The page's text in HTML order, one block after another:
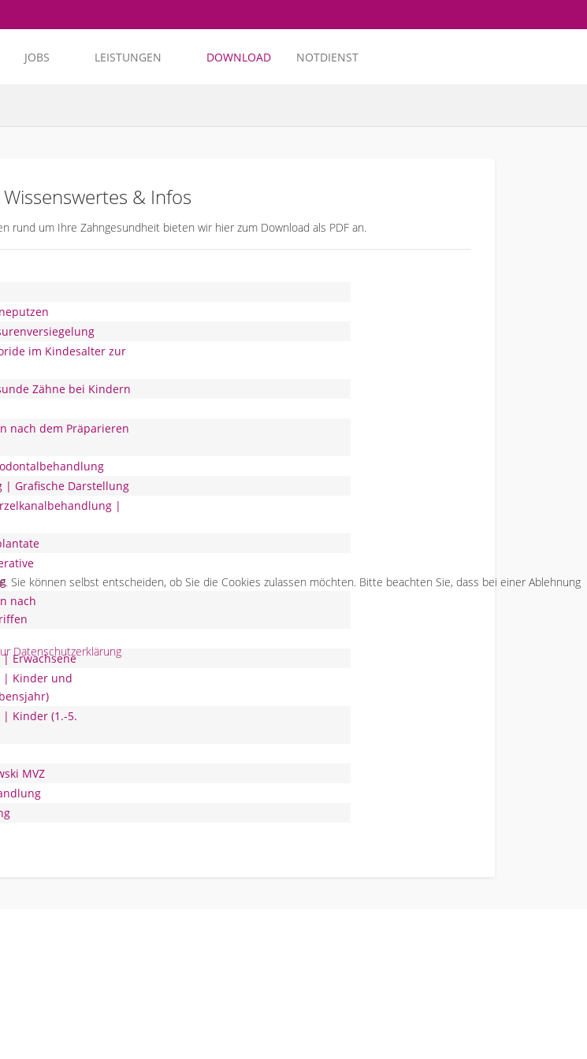
JOBS LEISTUNGEN DOWNLOAD NOTDIENST
& Infos
rund um Ihre Zahngesundheit bieten wir hier zum Download als PDF an.
im Kindesalter zur
Zähne bei Kindern
nach dem Präparieren
| Grafische Darstellung
|
nach
Erwachsene
| Kinder und
Kinder (1.-5.
MVZ
können selbst entscheiden, ob Sie die Cookies zulassen möchten. Bitte beachten Sie, dass bei einer Ablehnung
Datenschutzerklärung